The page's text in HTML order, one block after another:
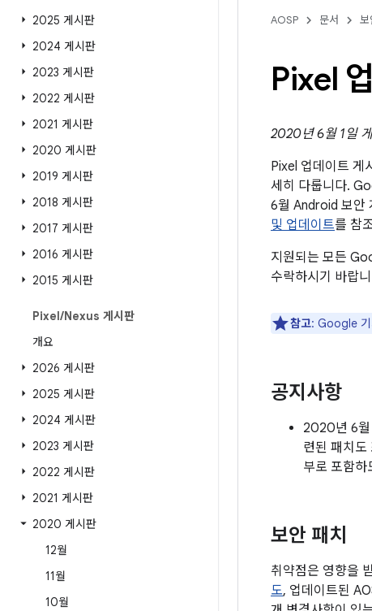
2025 게시판
2024 게시판
2023 게시판
2022 게시판
2021 게시판
2020 게시판
2019 게시판
2018 게시판
2017 게시판
2016 게시판
2015 게시판
Pixel/Nexus 게시판
개요
2026 게시판
2025 게시판
2024 게시판
2023 게시판
2022 게시판
2021 게시판
2020 게시판
12월
11월
10월
AOSP 문서 보
Pixel
2020년 6월 1일
Pixel 업데이트 게
세히 다룹니다.
6월 Android 보안
및 업데이트를 참
지원되는 모든
수락하시기 바랍
참고: Google 기
공지사항
2020년 6월
련된 패치도
부로 포함하
보안 패치
취약점은 영향을
도, 업데이트된